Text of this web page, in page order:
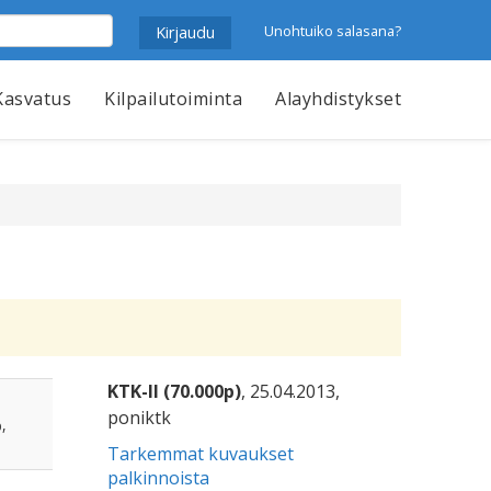
Unohtuiko salasana?
Kilpailutoiminta Alayhdistykset
KTK-II (70.000p), 25.04.2013,
poniktk
Tarkemmat kuvaukset
palkinnoista